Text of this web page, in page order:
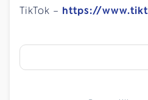
TikTok – https://